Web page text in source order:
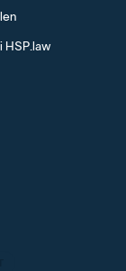
HSP.law